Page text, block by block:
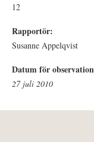
12
Rapportör:
Susanne Appelqvist
Datum för
27 juli 2010